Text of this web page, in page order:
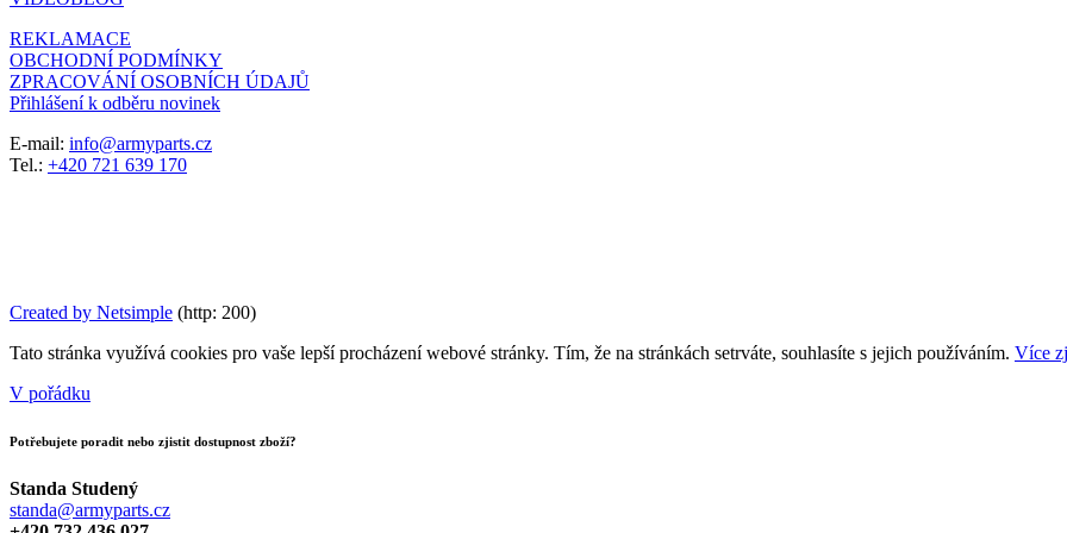
REKLAMACE
OBCHODNÍ PODMÍNKY
ZPRACOVÁNÍ OSOBNÍCH ÚDAJŮ
Přihlášení k odběru novinek
E-mail: info@armyparts.cz
Tel.: +420 721 639 170
Created by Netsimple (http: 200)
Tato stránka využívá cookies pro vaše lepší procházení webové stránky. Tím, že na stránkách setrváte, souhlasíte s jejich používáním. Více
V pořádku
Potřebujete poradit nebo zjistit dostupnost zboží?
Standa Studený
standa@armyparts.cz